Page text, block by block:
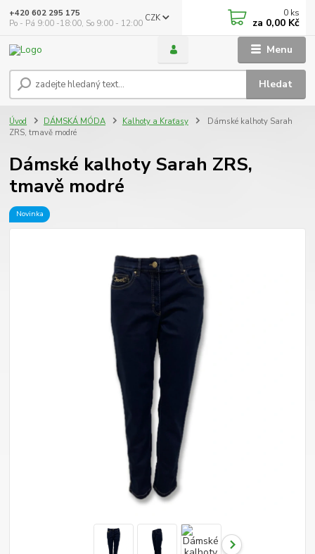
Menu
CZK
Hledat
+420 602 295 175
Po - Pá 9:00 -18:00, So 9:00 - 12:00
0 ks
za 0,00 Kč
Úvod DÁMSKÁ MÓDA Kalhoty a Kraťasy
Dámské kalhoty Sarah
ZRS, tmavě modré
Dámské kalhoty Sarah ZRS,
tmavě modré
Novinka